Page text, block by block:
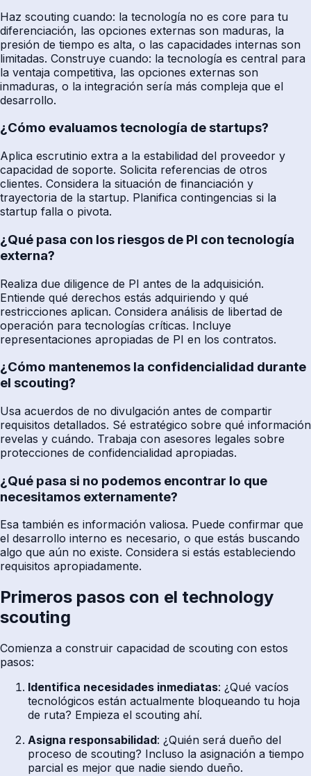
Haz scouting cuando: la tecnología no es core para tu
diferenciación, las opciones externas son maduras, la
presión de tiempo es alta, o las capacidades internas son
limitadas. Construye cuando: la tecnología es central para
la ventaja competitiva, las opciones externas son
inmaduras, o la integración sería más compleja que el
desarrollo.
¿Cómo evaluamos tecnología de startups?
Aplica escrutinio extra a la estabilidad del proveedor y
capacidad de soporte. Solicita referencias de otros
clientes. Considera la situación de financiación y
trayectoria de la startup. Planifica contingencias si la
startup falla o pivota.
¿Qué pasa con los riesgos de PI con tecnología
externa?
Realiza due diligence de PI antes de la adquisición.
Entiende qué derechos estás adquiriendo y qué
restricciones aplican. Considera análisis de libertad de
operación para tecnologías críticas. Incluye
representaciones apropiadas de PI en los contratos.
¿Cómo mantenemos la confidencialidad durante
el scouting?
Usa acuerdos de no divulgación antes de compartir
requisitos detallados. Sé estratégico sobre qué información
revelas y cuándo. Trabaja con asesores legales sobre
protecciones de confidencialidad apropiadas.
¿Qué pasa si no podemos encontrar lo que
necesitamos externamente?
Esa también es información valiosa. Puede confirmar que
el desarrollo interno es necesario, o que estás buscando
algo que aún no existe. Considera si estás estableciendo
requisitos apropiadamente.
Primeros pasos con el technology
scouting
Comienza a construir capacidad de scouting con estos
pasos:
Identifica necesidades inmediatas: ¿Qué vacíos
tecnológicos están actualmente bloqueando tu hoja
de ruta? Empieza el scouting ahí.
Asigna responsabilidad: ¿Quién será dueño del
proceso de scouting? Incluso la asignación a tiempo
parcial es mejor que nadie siendo dueño.